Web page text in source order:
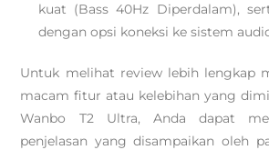
kuat (Bass 40Hz Diperdalam),
dengan opsi koneksi ke sistem
Untuk melihat review lebih lengkap
macam fitur atau kelebihan yang
Wanbo T2 Ultra, Anda dapat
penjelasan yang disampaikan oleh